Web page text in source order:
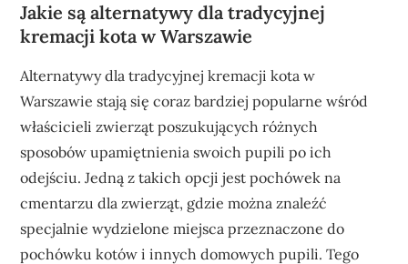
Jakie są alternatywy dla tradycyjnej
kremacji kota w Warszawie
Alternatywy dla tradycyjnej kremacji kota w
Warszawie stają się coraz bardziej popularne wśród
właścicieli zwierząt poszukujących różnych
sposobów upamiętnienia swoich pupili po ich
odejściu. Jedną z takich opcji jest pochówek na
cmentarzu dla zwierząt, gdzie można znaleźć
specjalnie wydzielone miejsca przeznaczone do
pochówku kotów i innych domowych pupili. Tego